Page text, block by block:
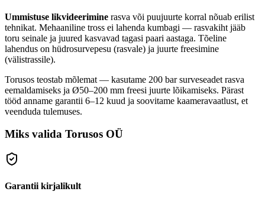
Ummistuse likvideerimine rasva või puujuurte korral nõuab erilist
tehnikat. Mehaaniline tross ei lahenda kumbagi — rasvakiht jääb
toru seinale ja juured kasvavad tagasi paari aastaga. Tõeline
lahendus on hüdrosurvepesu (rasvale) ja juurte freesimine
(välistrassile).
Torusos teostab mõlemat — kasutame 200 bar surveseadet rasva
eemaldamiseks ja Ø50–200 mm freesi juurte lõikamiseks. Pärast
tööd anname garantii 6–12 kuud ja soovitame kaameravaatlust, et
veenduda tulemuses.
Miks valida Torusos OÜ
Garantii kirjalikult